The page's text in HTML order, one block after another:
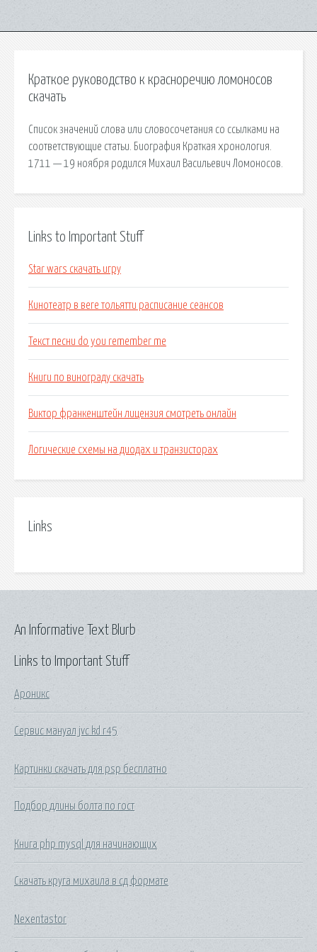
Краткое руководство к красноречию ломоносов
скачать
Список значений слова или словосочетания со ссылками на
соответствующие статьи. Биография Краткая хронология.
1711 — 19 ноября родился Михаил Васильевич Ломоносов.
Links to Important Stuff
Star wars скачать игру
Кинотеатр в веге тольятти расписание сеансов
Текст песни do you remember me
Книги по винограду скачать
Виктор франкенштейн лицензия смотреть онлайн
Логические схемы на диодах и транзисторах
Links
Links to Important Stuff
Ароникс
Сервис мануал jvc kd r45
Картинки скачать для psp бесплатно
Подбор длины болта по гост
Книга php mysql для начинающих
Скачать круга михаила в сд формате
Nexentastor
An Informative Text Blurb